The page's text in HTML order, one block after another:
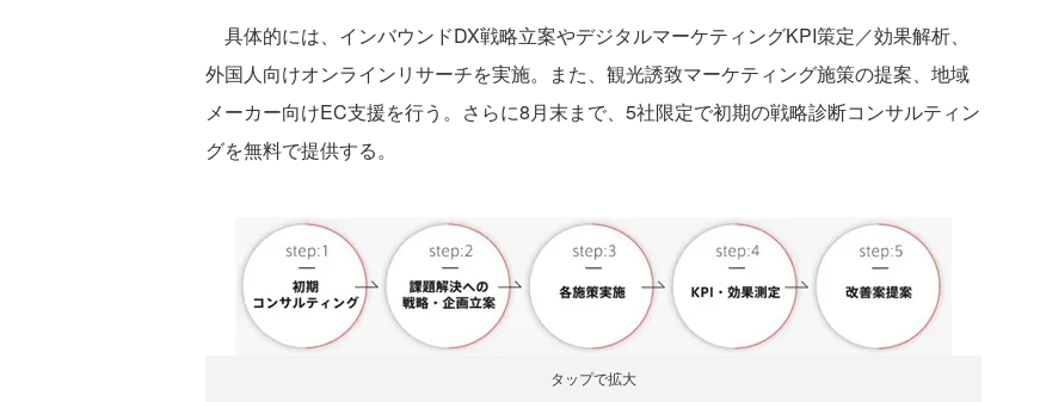
具体的には、インバウンドDX戦略立案やデジタルマーケティングKPI策定／効果解析、
外国人向けオンラインリサーチを実施。また、観光誘致マーケティング施策の提案、地域
メーカー向けEC支援を行う。さらに8月末まで、5社限定で初期の戦略診断コンサルティン
グを無料で提供する。
タップで拡大